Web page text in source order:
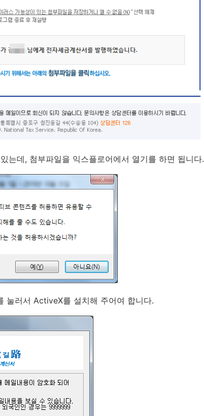
는데, 첨부파일을 익스플로어에서 열기를 하면 됩니다.
눌러서 ActiveX를 설치해 주어여 합니다.